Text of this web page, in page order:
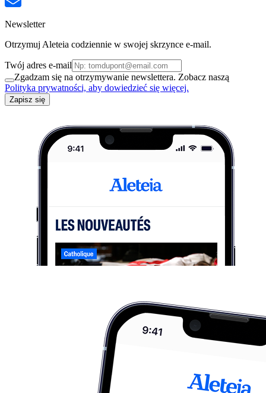
Newsletter
Otrzymuj Aleteia codziennie w swojej skrzynce e-mail.
Twój adres e-mail
Zgadzam się na otrzymywanie newslettera. Zobacz naszą
Polityka prywatności, aby dowiedzieć się więcej.
Zapisz się